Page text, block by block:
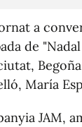
a
de
María
JAM,